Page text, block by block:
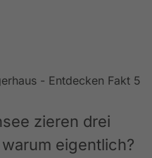
zieren drei
eigentlich?